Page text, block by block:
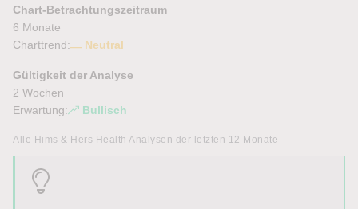
Chart-Betrachtungszeitraum
6 Monate
Charttrend:
Neutral
Gültigkeit der Analyse
2 Wochen
Erwartung:
Bullisch
Alle Hims & Hers Health Analysen der letzten 12 Monate